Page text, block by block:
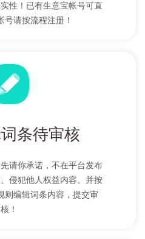
性！已有生意宝帐号可直
号请按流程注册！
条待审核
请你承诺，不在平台发布
侵犯他人权益内容。并按
则编辑词条内容，提交审
核！